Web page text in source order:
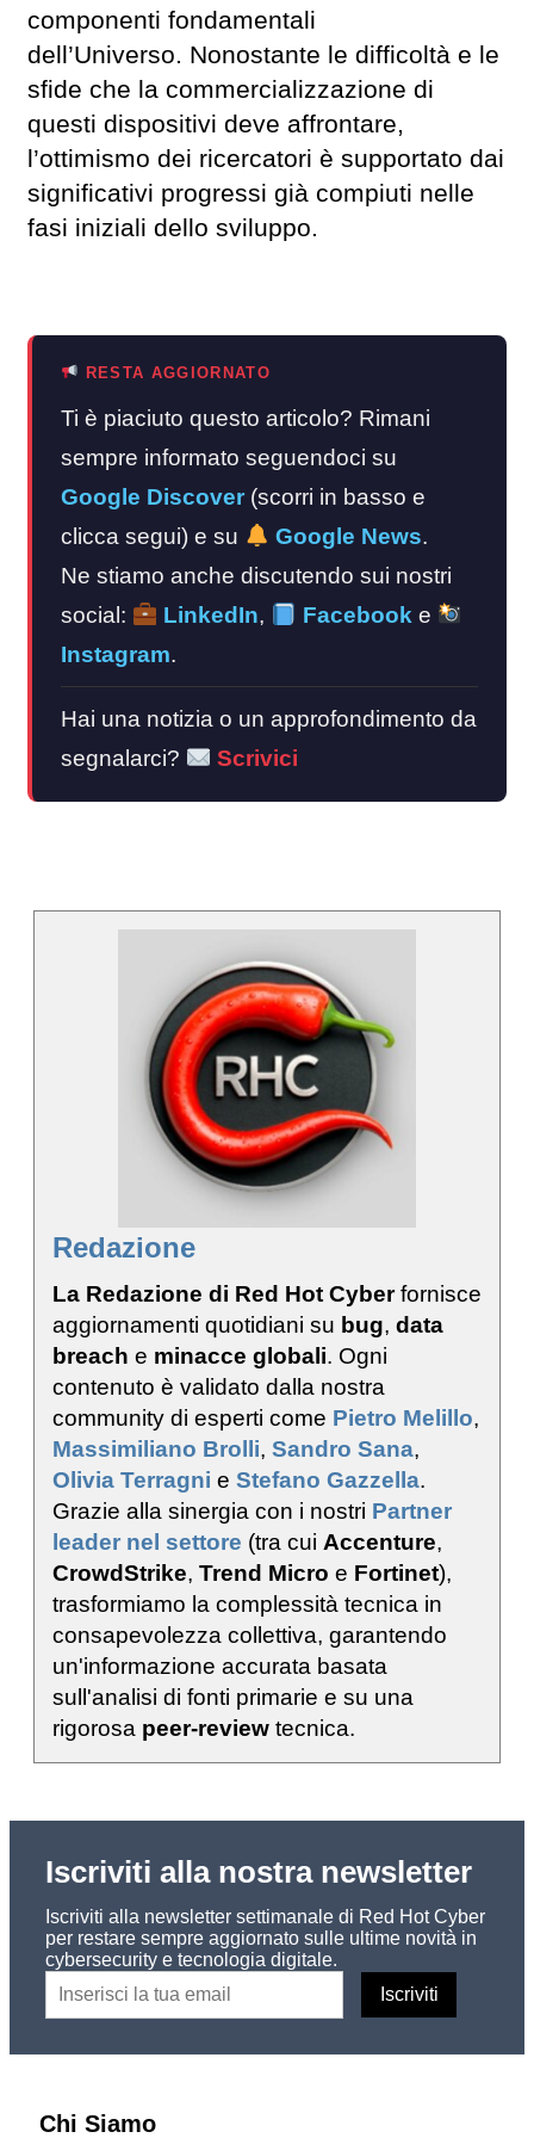
componenti fondamentali
dell’Universo. Nonostante le difficoltà e le
sfide che la commercializzazione di
questi dispositivi deve affrontare,
l’ottimismo dei ricercatori è supportato dai
significativi progressi già compiuti nelle
fasi iniziali dello sviluppo.
RESTA AGGIORNATO
Ti è piaciuto questo articolo? Rimani
sempre informato seguendoci su
Google Discover (scorri in basso e
clicca segui) e su
Google News.
Ne stiamo anche discutendo sui nostri
social:
LinkedIn, Facebook e
Instagram.
Hai una notizia o un approfondimento da
segnalarci?
Scrivici
Redazione
La Redazione di Red Hot Cyberfornisce
aggiornamenti quotidiani su bug, data
breach e minacce globali. Ogni
contenuto è validato dalla nostra
community di esperti come Pietro Melillo,
Massimiliano Brolli, Sandro Sana,
Olivia Terragni e Stefano Gazzella.
Grazie alla sinergia con i nostri Partner
leader nel settore (tra cui Accenture,
CrowdStrike, Trend Micro e Fortinet),
trasformiamo la complessità tecnica in
consapevolezza collettiva, garantendo
un'informazione accurata basata
sull'analisi di fonti primarie e su una
rigorosa peer-review tecnica.
Iscriviti alla nostra newsletter
Iscriviti alla newsletter settimanale di Red Hot Cyber
per restare sempre aggiornato sulle ultime novità in
cybersecurity e tecnologia digitale.
Chi Siamo